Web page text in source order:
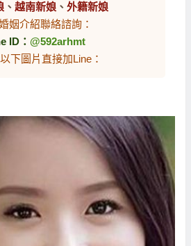
、 越南新娘、 外籍新娘
姻介紹聯絡諮詢：
ID： @592arhmt
下圖片直接加Line：